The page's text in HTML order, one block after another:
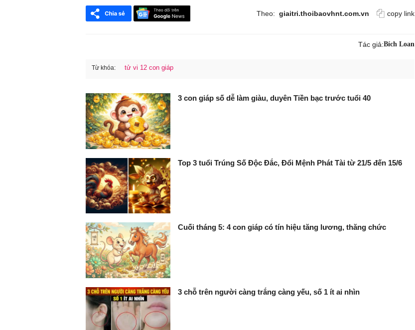
Theo: giaitri.thoibaovhnt.com.vn copy link
Tác giả:Bích Loan
Từ khóa: tử vi 12 con giáp
3 con giáp số dễ làm giàu, duyên Tiền bạc trước tuổi 40
Top 3 tuổi Trúng Số Độc Đắc, Đổi Mệnh Phát Tài từ 21/5 đến 15/6
Cuối tháng 5: 4 con giáp có tín hiệu tăng lương, thăng chức
3 chỗ trên người càng trắng càng yếu, số 1 ít ai nhìn